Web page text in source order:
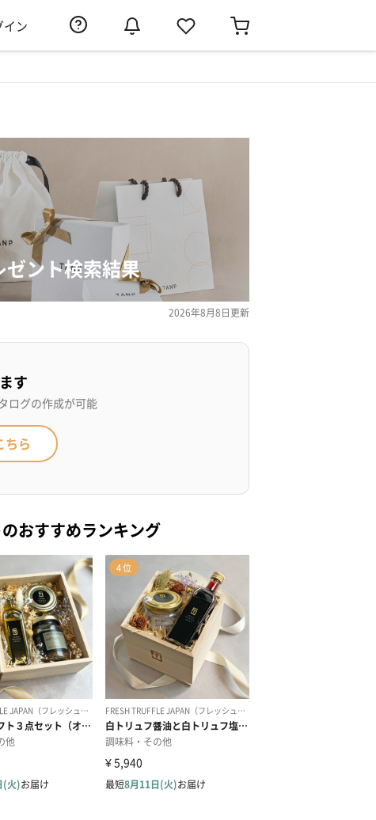
イン
ゼント検索結果
2026年8月8日更新
す
ログの作成が可能
ちら
おすすめランキング